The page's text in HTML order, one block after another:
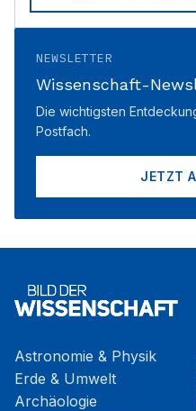
NEWSLETTER
Wissenschaft-
Die wichtigsten
Postfach.
JETZT
Astronomie & Physik
Erde & Umwelt
Archäologie